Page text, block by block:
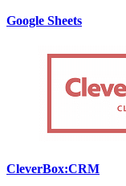
Google Sheets
CleverBox:CRM